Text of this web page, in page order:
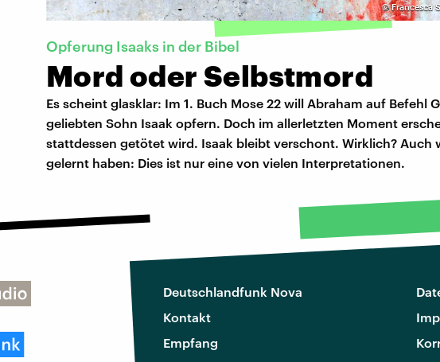
©Francesca
Opferung Isaaks in der Bibel
Mord oder Selbstmord
Es scheint glasklar: Im 1. Buch Mose 22 will Abraham auf Befehl
geliebten Sohn Isaak opfern. Doch im allerletzten Moment
stattdessen getötet wird. Isaak bleibt verschont. Wirklich? Auch
gelernt haben: Dies ist nur eine von vielen Interpretationen.
Deutschlandfunk Nova
Kontakt
Empfang